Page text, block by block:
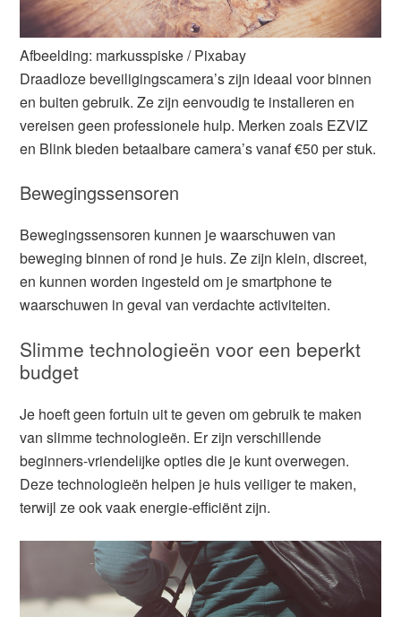
Afbeelding: markusspiske / Pixabay
Draadloze beveiligingscamera’s zijn ideaal voor binnen
en buiten gebruik. Ze zijn eenvoudig te installeren en
vereisen geen professionele hulp. Merken zoals EZVIZ
en Blink bieden betaalbare camera’s vanaf €50 per stuk.
Bewegingssensoren
Bewegingssensoren kunnen je waarschuwen van
beweging binnen of rond je huis. Ze zijn klein, discreet,
en kunnen worden ingesteld om je smartphone te
waarschuwen in geval van verdachte activiteiten.
Slimme technologieën voor een beperkt
budget
Je hoeft geen fortuin uit te geven om gebruik te maken
van slimme technologieën. Er zijn verschillende
beginners-vriendelijke opties die je kunt overwegen.
Deze technologieën helpen je huis veiliger te maken,
terwijl ze ook vaak energie-efficiënt zijn.